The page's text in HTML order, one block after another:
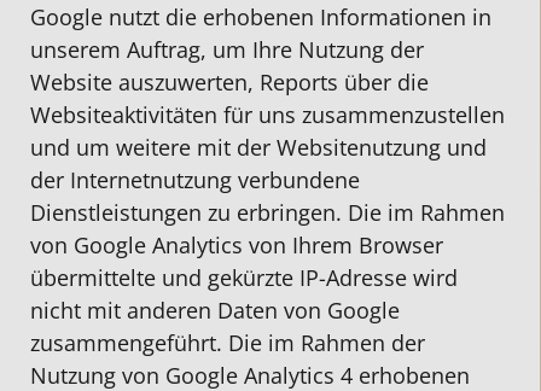
Google nutzt die erhobenen Informationen in
unserem Auftrag, um Ihre Nutzung der
Website auszuwerten, Reports über die
Websiteaktivitäten für uns zusammenzustellen
und um weitere mit der Websitenutzung und
der Internetnutzung verbundene
Dienstleistungen zu erbringen. Die im Rahmen
von Google Analytics von Ihrem Browser
übermittelte und gekürzte IP-Adresse wird
nicht mit anderen Daten von Google
zusammengeführt. Die im Rahmen der
Nutzung von Google Analytics 4 erhobenen